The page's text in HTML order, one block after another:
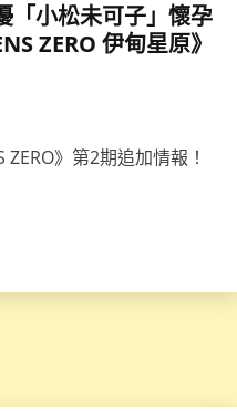
「小松未可子」懷孕
ZERO 伊甸星原》
》第2期追加情報！